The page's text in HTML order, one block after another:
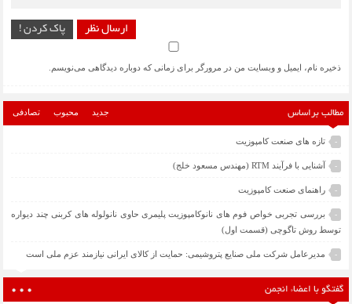
ارسال نظر پاک کردن !
ذخیره نام، ایمیل و وبسایت من در مرورگر برای زمانی که دوباره دیدگاهی می‌نویسم.
مطالب براساس جدید محبوب تصادفی
- تازه های صنعت کامپوزیت
- آشنایی با فرآیند RTM (مهندس مسعود خلج)
- راهنمای صنعت کامپوزیت
-
بررسی تجربی خواص فوم های نانوکامپوزیت پلیمری حاوی نانولوله های کربنی چند دیواره
توسط روش تاگوچی (قسمت اول)
- مدیرعامل شرکت ملی صنایع پتروشیمی: حمایت از کالای ایرانی نیازمند عزم ملی است
گفتگو با اعضاء انجمن